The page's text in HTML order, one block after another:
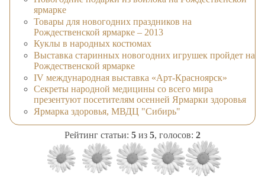
ярмарке
Товары для новогодних праздников на
Рождественской ярмарке – 2013
Куклы в народных костюмах
Выставка старинных новогодних игрушек пройдет на
Рождественской ярмарке
IV международная выставка «Арт-Красноярск»
Секреты народной медицины со всего мира
презентуют посетителям осенней Ярмарки здоровья
Ярмарка здоровья, МВДЦ "Сибирь"
Рейтинг статьи: 5 из 5, голосов: 2